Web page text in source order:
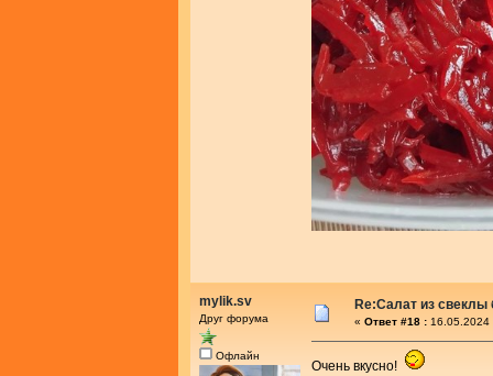
mylik.sv
Друг форума
Офлайн
Re:Салат из свеклы
« Ответ #18 : 16.05.2024
Очень вкусно!